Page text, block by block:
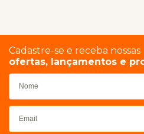
Cadastre-se e receba nossas
ofertas, lançamentos e